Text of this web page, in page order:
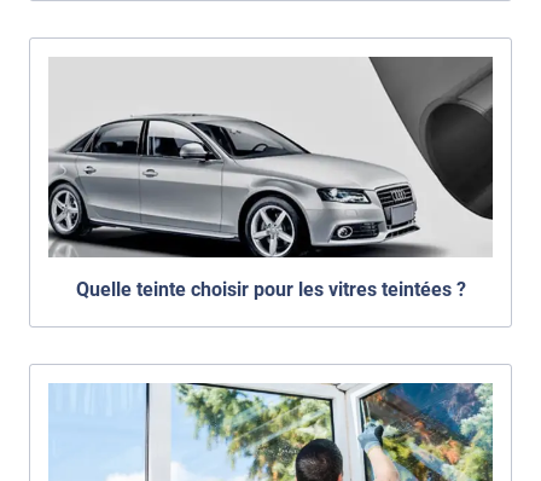
Quelle teinte choisir pour les vitres teintées ?